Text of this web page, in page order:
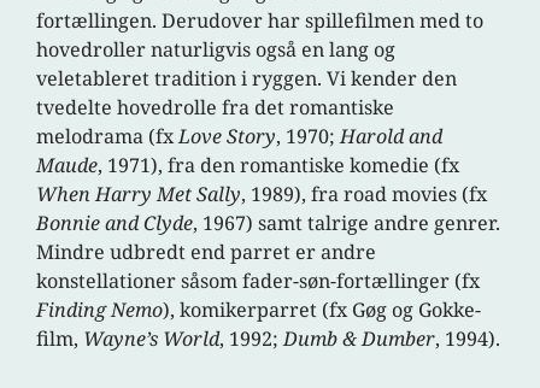
fortællingen. Derudover har spillefilmen med to
hovedroller naturligvis også en lang og
veletableret tradition i ryggen. Vi kender den
tvedelte hovedrolle fra det romantiske
melodrama (fxLove Story, 1970;Harold and
Maude, 1971), fra den romantiske komedie (fx
When Harry Met Sally, 1989), fra road movies (fx
Bonnie and Clyde, 1967) samt talrige andre genrer.
Mindre udbredt end parret er andre
konstellationer såsom fader-søn-fortællinger (fx
FindingNemo), komikerparret (fx Gøg og Gokke-
film, Wayne’s World, 1992;Dumb & Dumber, 1994).